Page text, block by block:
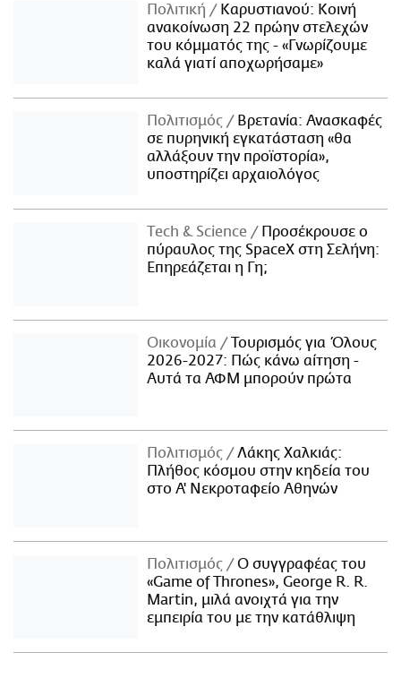
Πολιτική
Καρυστιανού: Κοινή
ανακοίνωση 22 πρώην στελεχών
του κόμματός της - «Γνωρίζουμε
καλά γιατί αποχωρήσαμε»
Πολιτισμός
Βρετανία: Ανασκαφές
σε πυρηνική εγκατάσταση «θα
αλλάξουν την προϊστορία»,
υποστηρίζει αρχαιολόγος
Τech & Science
Προσέκρουσε ο
πύραυλος της SpaceX στη Σελήνη:
Επηρεάζεται η Γη;
Οικονομία
Τουρισμός για Όλους
2026-2027: Πώς κάνω αίτηση -
Αυτά τα ΑΦΜ μπορούν πρώτα
Πολιτισμός
Λάκης Χαλκιάς:
Πλήθος κόσμου στην κηδεία του
στο Α' Νεκροταφείο Αθηνών
Πολιτισμός
Ο συγγραφέας του
«Game of Thrones», George R. R.
Martin, μιλά ανοιχτά για την
εμπειρία του με την κατάθλιψη